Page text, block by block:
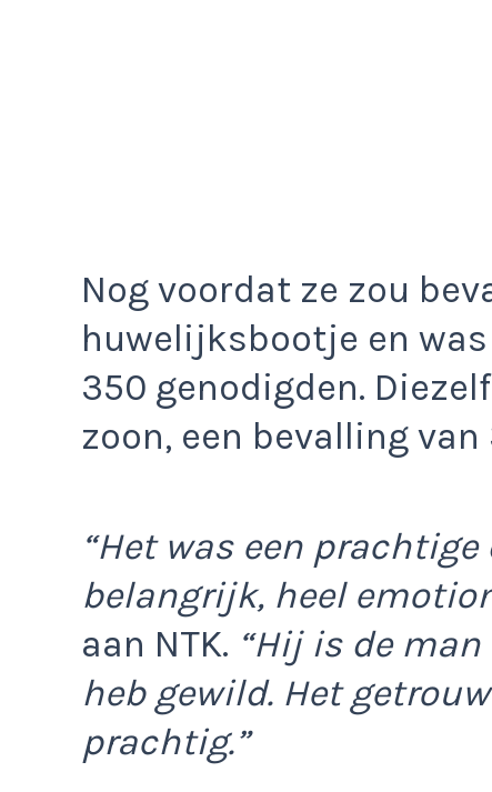
Nog voordat ze zou
huwelijksbootje en
350 genodigden.
zoon, een bevalling
“Het was een
belangrijk, heel
aan NTK. “Hij is de
heb gewild. Het
prachtig.”